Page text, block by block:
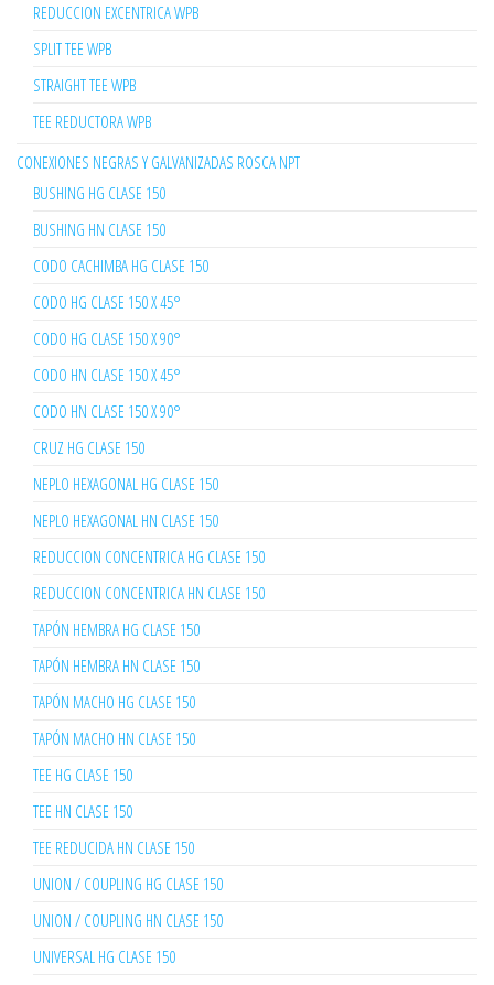
REDUCCION EXCENTRICA WPB
SPLIT TEE WPB
STRAIGHT TEE WPB
TEE REDUCTORA WPB
CONEXIONES NEGRAS Y GALVANIZADAS ROSCA NPT
BUSHING HG CLASE 150
BUSHING HN CLASE 150
CODO CACHIMBA HG CLASE 150
CODO HG CLASE 150 X 45°
CODO HG CLASE 150 X 90°
CODO HN CLASE 150 X 45°
CODO HN CLASE 150 X 90°
CRUZ HG CLASE 150
NEPLO HEXAGONAL HG CLASE 150
NEPLO HEXAGONAL HN CLASE 150
REDUCCION CONCENTRICA HG CLASE 150
REDUCCION CONCENTRICA HN CLASE 150
TAPÓN HEMBRA HG CLASE 150
TAPÓN HEMBRA HN CLASE 150
TAPÓN MACHO HG CLASE 150
TAPÓN MACHO HN CLASE 150
TEE HG CLASE 150
TEE HN CLASE 150
TEE REDUCIDA HN CLASE 150
UNION / COUPLING HG CLASE 150
UNION / COUPLING HN CLASE 150
UNIVERSAL HG CLASE 150